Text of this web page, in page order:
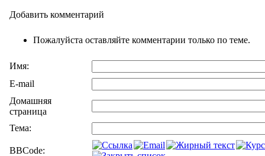
Добавить комментарий
Пожалуйста оставляйте комментарии только по теме.
Имя:
E-mail
Домашняя
страница
Тема:
BBCode: